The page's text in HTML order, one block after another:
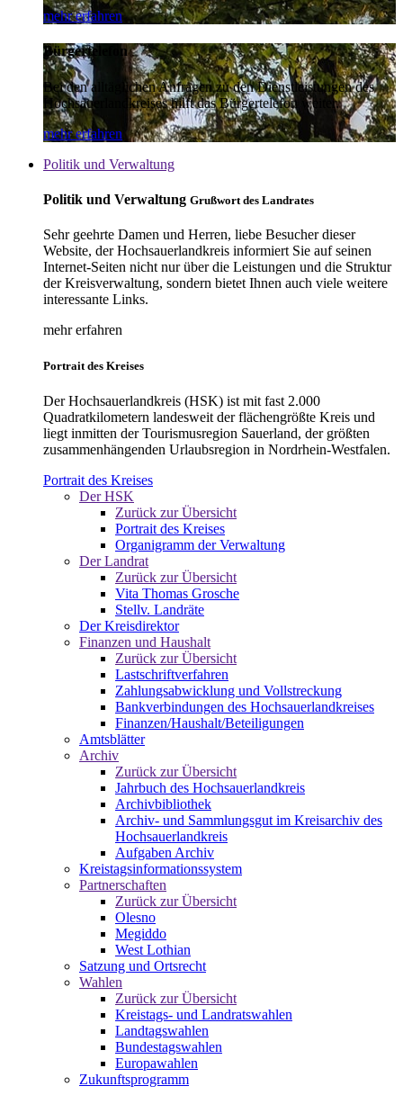
mehr erfahren
Bürgertelefon
Bei den alltäglichen Anfragen zu den Dienstleistungen des
Hochsauerlandkreises hilft das Bürgertelefon weiter.
mehr erfahren
Politik und Verwaltung
Politik und Verwaltung Grußwort des Landrates
Sehr geehrte Damen und Herren, liebe Besucher dieser
Website, der Hochsauerlandkreis informiert Sie auf seinen
Internet-Seiten nicht nur über die Leistungen und die Struktur
der Kreisverwaltung, sondern bietet Ihnen auch viele weitere
interessante Links.
mehr erfahren
Portrait des Kreises
Der Hochsauerlandkreis (HSK) ist mit fast 2.000
Quadratkilometern landesweit der flächengrößte Kreis und
liegt inmitten der Tourismusregion Sauerland, der größten
zusammenhängenden Urlaubsregion in Nordrhein-Westfalen.
Portrait des Kreises
Der HSK
Zurück zur Übersicht
Portrait des Kreises
Organigramm der Verwaltung
Der Landrat
Zurück zur Übersicht
Vita Thomas Grosche
Stellv. Landräte
Der Kreisdirektor
Finanzen und Haushalt
Zurück zur Übersicht
Lastschriftverfahren
Zahlungsabwicklung und Vollstreckung
Bankverbindungen des Hochsauerlandkreises
Finanzen/Haushalt/Beteiligungen
Amtsblätter
Archiv
Zurück zur Übersicht
Jahrbuch des Hochsauerlandkreis
Archivbibliothek
Archiv- und Sammlungsgut im Kreisarchiv des
Hochsauerlandkreis
Aufgaben Archiv
Kreistagsinformationssystem
Partnerschaften
Zurück zur Übersicht
Olesno
Megiddo
West Lothian
Satzung und Ortsrecht
Wahlen
Zurück zur Übersicht
Kreistags- und Landratswahlen
Landtagswahlen
Bundestagswahlen
Europawahlen
Zukunftsprogramm